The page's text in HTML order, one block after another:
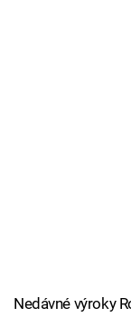
Nedávné výroky